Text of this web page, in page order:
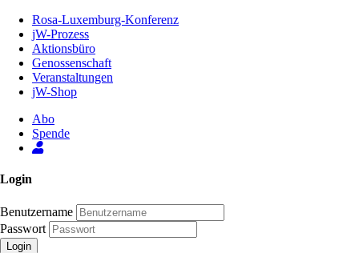
Inhalt
Seite
Rosa-Luxemburg-Konferenz
jW-Prozess
Aktionsbüro
Genossenschaft
Veranstaltungen
jW-Shop
Abo
Spende
Login
Benutzername
Passwort
Login